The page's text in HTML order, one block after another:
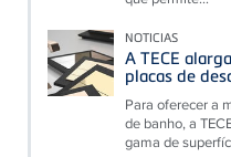
NOTICIAS
A TECE
placas de
Para oferecer a
de banho, a
gama de